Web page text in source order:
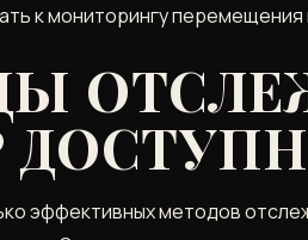
к мониторингу перемещения
эффективных методов